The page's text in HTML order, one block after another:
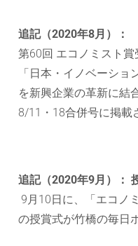
追記（2020年8月）：
第60回 エコノミスト
「日本・イノベーシ
を新興企業の革新に結
8/11・18合併号に掲載
追記（2020年9月）：
9月10日に、「エコノ
の授賞式が竹橋の毎日